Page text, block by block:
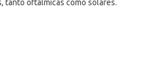
tanto oftálmicas como solares.